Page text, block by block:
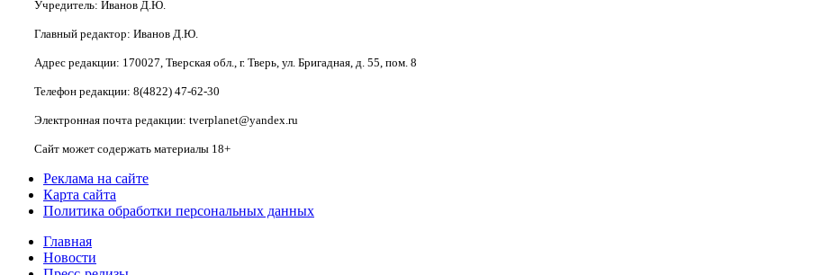
Учредитель: Иванов Д.Ю.
Главный редактор: Иванов Д.Ю.
Адрес редакции: 170027, Тверская обл., г. Тверь, ул. Бригадная, д. 55, пом. 8
Телефон редакции: 8(4822) 47-62-30
Электронная почта редакции: tverplanet@yandex.ru
Сайт может содержать материалы 18+
Реклама на сайте
Карта сайта
Политика обработки персональных данных
Главная
Новости